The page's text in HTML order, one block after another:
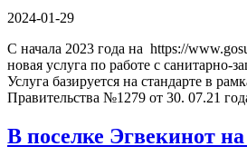
2024-01-29
С начала 2023 года на https://
новая услуга по работе с
Услуга базируется на стандарте в
Правительства №1279 от 30. 07.21
В поселке Эгвекинот